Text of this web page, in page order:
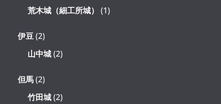
荒木城（細工所城） (1)
伊豆(2)
山中城(2)
但馬(2)
竹田城(2)